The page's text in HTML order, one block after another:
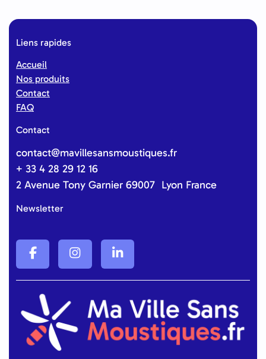
Liens rapides
Accueil
Nos produits
Contact
FAQ
Contact
contact@mavillesansmoustiques.fr
+ 33 4 28 29 12 16
2 Avenue Tony Garnier 69007 Lyon France
Newsletter